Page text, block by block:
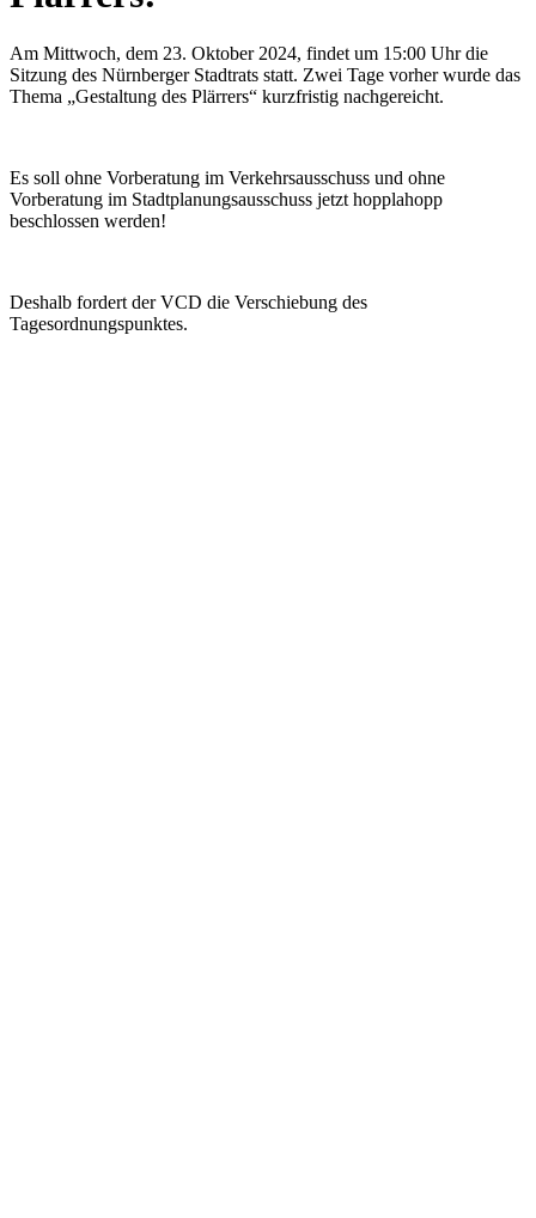
Am Mittwoch, dem 23. Oktober 2024, findet um 15:00 Uhr die
Sitzung des Nürnberger Stadtrats statt. Zwei Tage vorher wurde das
Thema „Gestaltung des Plärrers“ kurzfristig nachgereicht.
Es soll ohne Vorberatung im Verkehrsausschuss und ohne
Vorberatung im Stadtplanungsausschuss jetzt hopplahopp
beschlossen werden!
Deshalb fordert der VCD die Verschiebung des
Tagesordnungspunktes.